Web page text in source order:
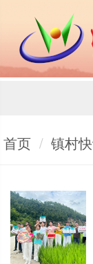
首页 镇村